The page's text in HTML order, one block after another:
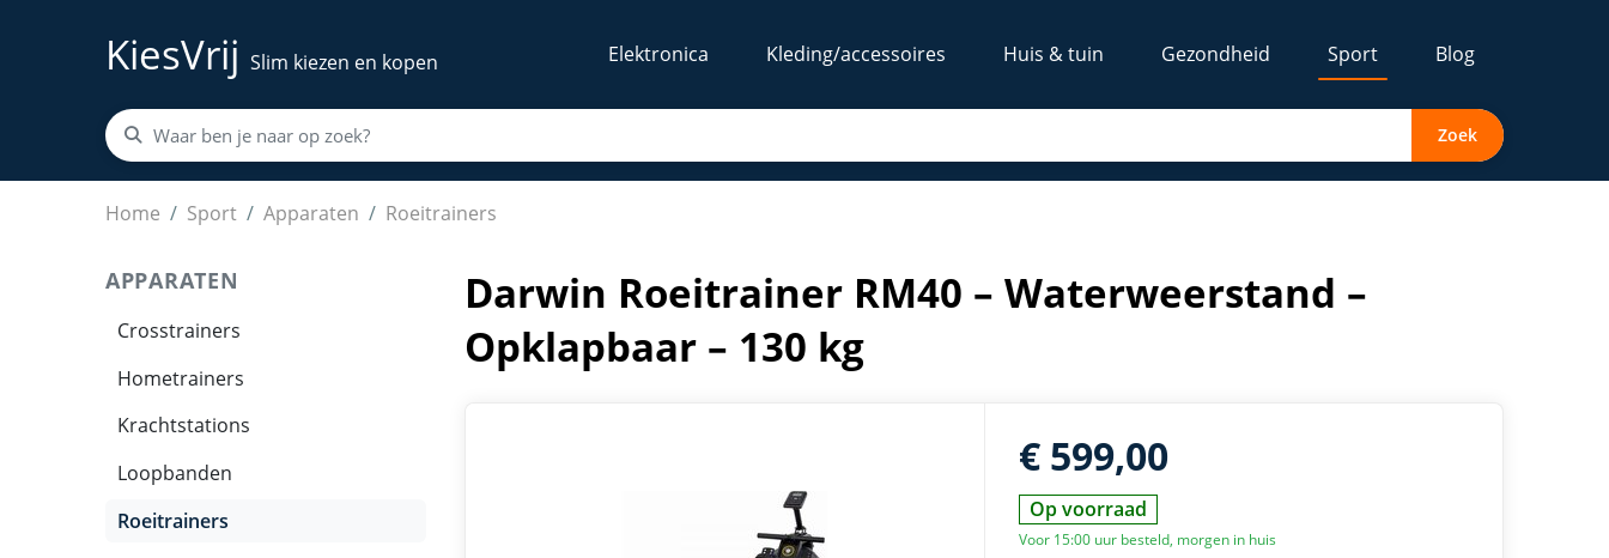
KiesVrij Slim kiezen en kopen Elektronica Kleding/accessoires Huis & tuin Gezondheid Sport Blog
Zoek
Home Sport Apparaten Roeitrainers
Darwin Roeitrainer RM40 – Waterweerstand – Opklapbaar – 130 kg
APPARATEN
Crosstrainers
Hometrainers
Krachtstations
Loopbanden
Roeitrainers
Darwin Roeitrainer RM40 – Waterweerstand –
Opklapbaar – 130 kg
€ 599,00
Op voorraad
Voor 15:00 uur besteld, morgen in huis